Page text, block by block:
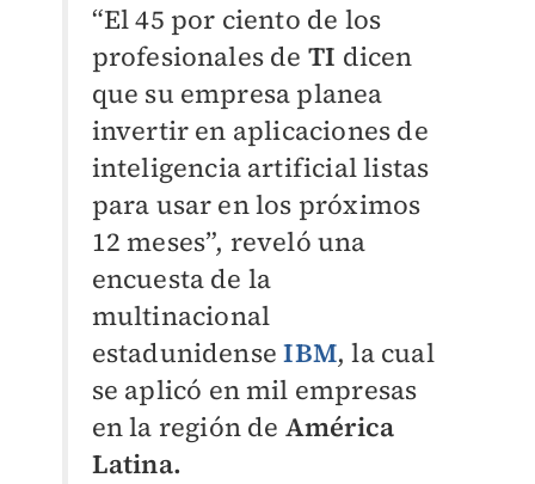
“El 45 por ciento de los
profesionales de TI dicen
que su empresa planea
invertir en aplicaciones de
inteligencia artificial listas
para usar en los próximos
12 meses”, reveló una
encuesta de la
multinacional
estadunidenseIBM, la cual
se aplicó en mil empresas
en la región de América
Latina.